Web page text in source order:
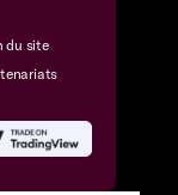
du site